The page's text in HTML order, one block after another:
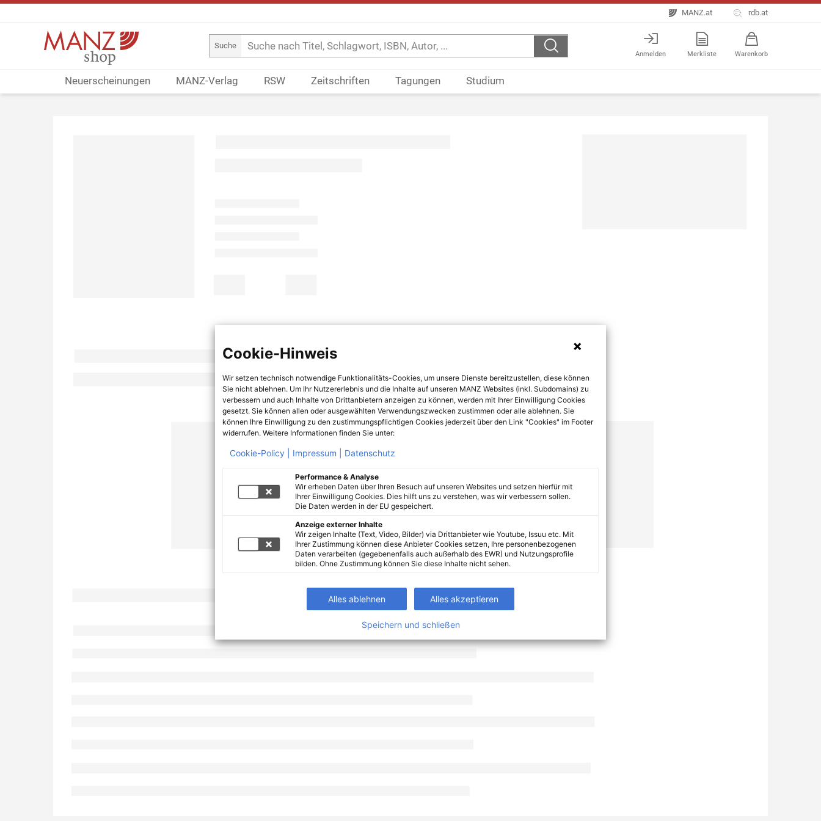
MANZ.at rdb.at
Suche
Anmelden Merkliste Warenkorb
Neuerscheinungen MANZ-Verlag RSW Zeitschriften Tagungen Studium
Cookie-Hinweis
Wir setzen technisch notwendige Funktionalitäts-Cookies, um unsere Dienste bereitzustellen, diese können
Sie nicht ablehnen. Um Ihr Nutzererlebnis und die Inhalte auf unseren MANZ Websites (inkl. Subdomains) zu
verbessern und auch Inhalte von Drittanbietern anzeigen zu können, werden mit Ihrer Einwilligung Cookies
gesetzt. Sie können allen oder ausgewählten Verwendungszwecken zustimmen oder alle ablehnen. Sie
können Ihre Einwilligung zu den zustimmungspflichtigen Cookies jederzeit über den Link "Cookies" im Footer
widerrufen. Weitere Informationen finden Sie unter:
Cookie-Policy | Impressum | Datenschutz
Performance & Analyse
Wir erheben Daten über Ihren Besuch auf unseren Websites und setzen hierfür mit
Ihrer Einwilligung Cookies. Dies hilft uns zu verstehen, was wir verbessern sollen.
Die Daten werden in der EU gespeichert.
Anzeige externer Inhalte
Wir zeigen Inhalte (Text, Video, Bilder) via Drittanbieter wie Youtube, Issuu etc. Mit
Ihrer Zustimmung können diese Anbieter Cookies setzen, Ihre personenbezogenen
Daten verarbeiten (gegebenenfalls auch außerhalb des EWR) und Nutzungsprofile
bilden. Ohne Zustimmung können Sie diese Inhalte nicht sehen.
Alles ablehnen Alles akzeptieren
Speichern und schließen